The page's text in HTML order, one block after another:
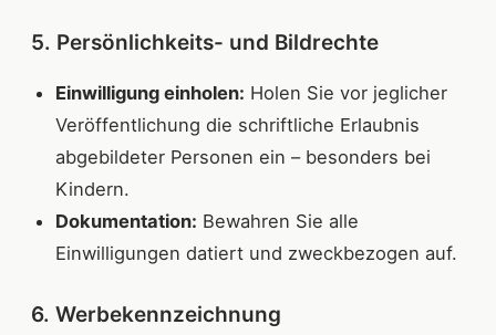
5. Persönlichkeits- und Bildrechte
Einwilligung einholen: Holen Sie vor jeglicher
Veröffentlichung die schriftliche Erlaubnis
abgebildeter Personen ein – besonders bei
Kindern.
Dokumentation: Bewahren Sie alle
Einwilligungen datiert und zweck­bezogen auf.
6. Werbekennzeichnung